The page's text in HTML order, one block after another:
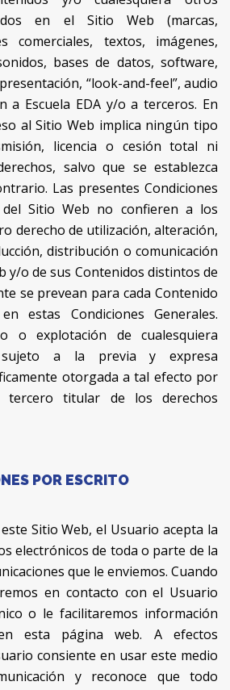
en el Sitio Web (marcas,
comerciales, textos, imágenes,
bases de datos, software,
“look-and-feel”, audio
a Escuela EDA y/o a terceros. En
al Sitio Web implica ningún tipo
licencia o cesión total ni
salvo que se establezca
Las presentes Condiciones
Sitio Web no confieren a los
derecho de utilización, alteración,
distribución o comunicación
y/o de sus Contenidos distintos de
se prevean para cada Contenido
estas Condiciones Generales.
o explotación de cualesquiera
sujeto a la previa y expresa
otorgada a tal efecto por
tercero titular de los derechos
POR ESCRITO
Sitio Web, el Usuario acepta la
electrónicos de toda o parte de la
que le enviemos. Cuando
en contacto con el Usuario
o le facilitaremos información
esta página web. A efectos
consiente en usar este medio
y reconoce que todo